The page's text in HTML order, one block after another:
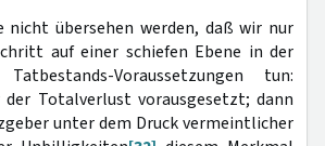
nicht übersehen werden, daß wir nur
auf einer schiefen Ebene in der
Voraussetzungen tun:
der Totalverlust vorausgesetzt; dann
unter dem Druck vermeintlicher